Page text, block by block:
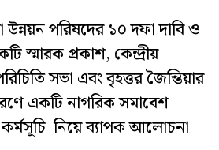
উন্নয়ন পরিষদের ১০ দফা দাবি ও
স্মারক প্রকাশ, কেন্দ্রীয়
সভা এবং বৃহত্তর জৈন্তিয়ার
একটি নাগরিক সমাবেশ
নিয়ে ব্যাপক আলোচনা